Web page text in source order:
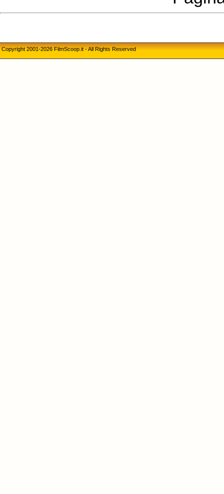
Copyright 2001-2026 FilmScoop.it - All Rights Reserved